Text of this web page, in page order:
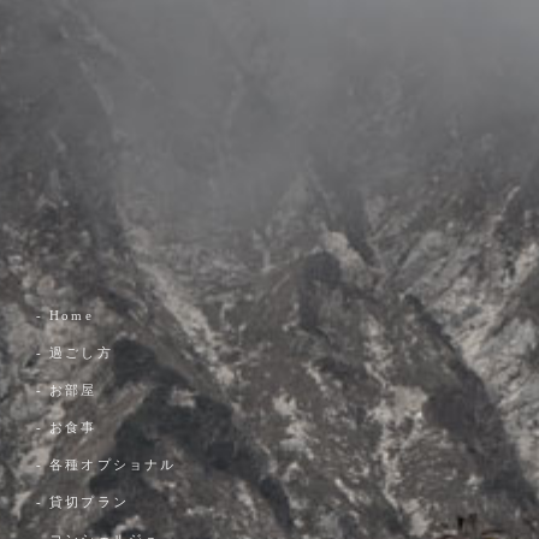
- Home
- 過ごし方
- お部屋
- お食事
- 各種オプショナル
- 貸切プラン